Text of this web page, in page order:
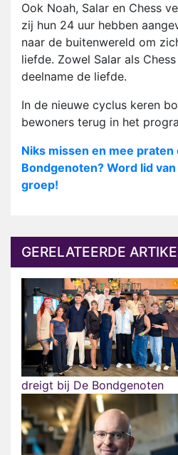
Ook Noah, Salar en Chess
zij hun 24 uur hebben
naar de buitenwereld om
liefde. Zowel Salar als
deelname de liefde.
In de nieuwe cyclus keren
bewoners terug in het
Niks missen en mee praten
Bondgenoten? Word lid
groep!
GERELATEERDE
dreigt bij De Bondgenoten